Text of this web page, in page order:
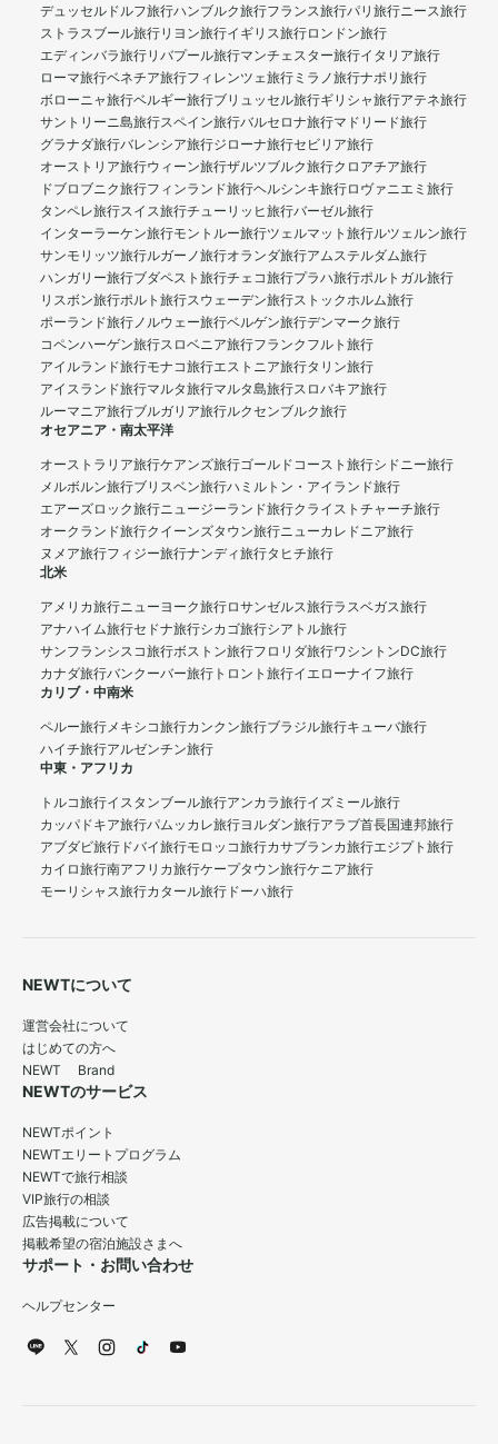
デュッセルドルフ旅行ハンブルク旅行フランス旅行パリ旅行ニース旅行
ストラスブール旅行リヨン旅行イギリス旅行ロンドン旅行
エディンバラ旅行リバプール旅行マンチェスター旅行イタリア旅行
ローマ旅行ベネチア旅行フィレンツェ旅行 ミラノ旅行ナポリ旅行
ボローニャ旅行ベルギー旅行ブリュッセル旅行ギリシャ旅行アテネ旅行
サントリーニ島旅行スペイン旅行バルセロナ旅行マドリード旅行
グラナダ旅行バレンシア旅行ジローナ旅行セビリア旅行
オーストリア旅行ウィーン旅行ザルツブルク旅行クロアチア旅行
ドブロブニク旅行フィンランド旅行ヘルシンキ旅行ロヴァニエミ旅行
タンペレ旅行スイス旅行チューリッヒ旅行バーゼル旅行
インターラーケン旅行モントルー旅行ツェルマット旅行ルツェルン旅行
サンモリッツ旅行ルガーノ旅行オランダ旅行アムステルダム旅行
ハンガリー旅行ブダペスト旅行チェコ旅行プラハ旅行ポルトガル旅行
リスボン旅行ポルト旅行スウェーデン旅行ストックホルム旅行
ポーランド旅行ノルウェー旅行ベルゲン旅行デンマーク旅行
コペンハーゲン旅行スロベニア旅行フランクフルト旅行
アイルランド旅行モナコ旅行エストニア旅行タリン旅行
アイスランド旅行マルタ旅行マルタ島旅行スロバキア旅行
ルーマニア旅行ブルガリア旅行ルクセンブルク旅行
オセアニア・南太平洋
オーストラリア旅行ケアンズ旅行ゴールドコースト旅行シドニー旅行
メルボルン旅行ブリスベン旅行ハミルトン・アイランド旅行
エアーズロック旅行ニュージーランド旅行クライストチャーチ旅行
オークランド旅行クイーンズタウン旅行ニューカレドニア旅行
ヌメア旅行フィジー旅行ナンディ旅行タヒチ旅行
北米
アメリカ旅行ニューヨーク旅行ロサンゼルス旅行ラスベガス旅行
アナハイム旅行セドナ旅行シカゴ旅行シアトル旅行
サンフランシスコ旅行ボストン旅行フロリダ旅行ワシントンDC旅行
カナダ旅行バンクーバー旅行 トロント旅行イエローナイフ旅行
カリブ・中南米
ペルー旅行メキシコ旅行カンクン旅行ブラジル旅行キューバ旅行
ハイチ旅行アルゼンチン旅行
中東・アフリカ
トルコ旅行イスタンブール旅行アンカラ旅行イズミール旅行
カッパドキア旅行パムッカレ旅行ヨルダン旅行アラブ首長国連邦旅行
アブダビ旅行 ドバイ旅行モロッコ旅行カサブランカ旅行エジプト旅行
カイロ旅行南アフリカ旅行ケープタウン旅行ケニア旅行
モーリシャス旅行カタール旅行 ドーハ旅行
NEWTについて
運営会社について
はじめての方へ
NEWT Brand
NEWTのサービス
NEWTポイント
NEWTエリートプログラム
NEWTで旅行相談
VIP旅行の相談
広告掲載について
掲載希望の宿泊施設さまへ
サポート・お問い合わせ
ヘルプセンター